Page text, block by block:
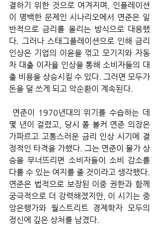
결하기 위한 것으로 여겨지며, 인플레이션
이 명백한 문제인 시나리오에서 연준은 일
반적으로 금리를 올리는 방식으로 대응했
다. 그러나 스태그플레이션으로 인해 금리
인상은 기업의 이윤을 꺾고 모기지와 자동
차 대출 이자율 인상을 통해 소비자들의 대
출 비용을 상승시킬 수 있다. 그러면 모두가
돈을 덜 쓰게 되고 악순환이 계속된다.
몇 년이 걸렸고, 당시 폴 볼커 연준 의장은
가파르고 고통스러운 금리 인상 시기에 결
정적인 타격을 가했다. 그는 연준이 물가 상
승을 무너뜨리면 소비자들이 소비 감소를
다룰 수 있는 여지를 줄 것이라고 생각했다.
연준은 법적으로 보장된 이중 권한과 함께
궁극적으로 더 강력해졌지만, 이 시기는 중
앙은행가와 월스트리트 경제학자 모두의
정신에 깊은 상처를 남겼다.